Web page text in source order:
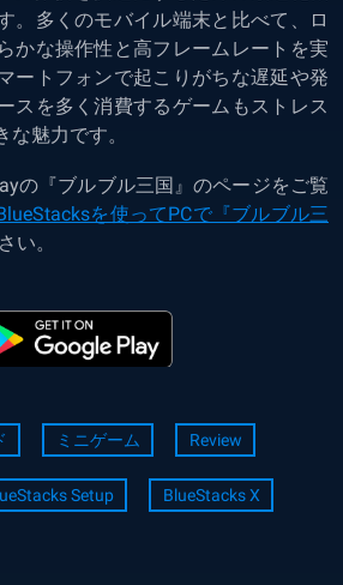
。多くのモバイル端末と比べて、ロ
かな操作性と高フレームレートを実
ートフォンで起こりがちな遅延や発
スを多く消費するゲームもストレス
魅力です。
の『ブルブル三国』のページをご覧
を使ってPCで『ブルブル三
い。
ミニゲーム Review
Setup BlueStacks X